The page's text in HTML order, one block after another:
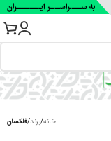
خانه/برند/فلکسان